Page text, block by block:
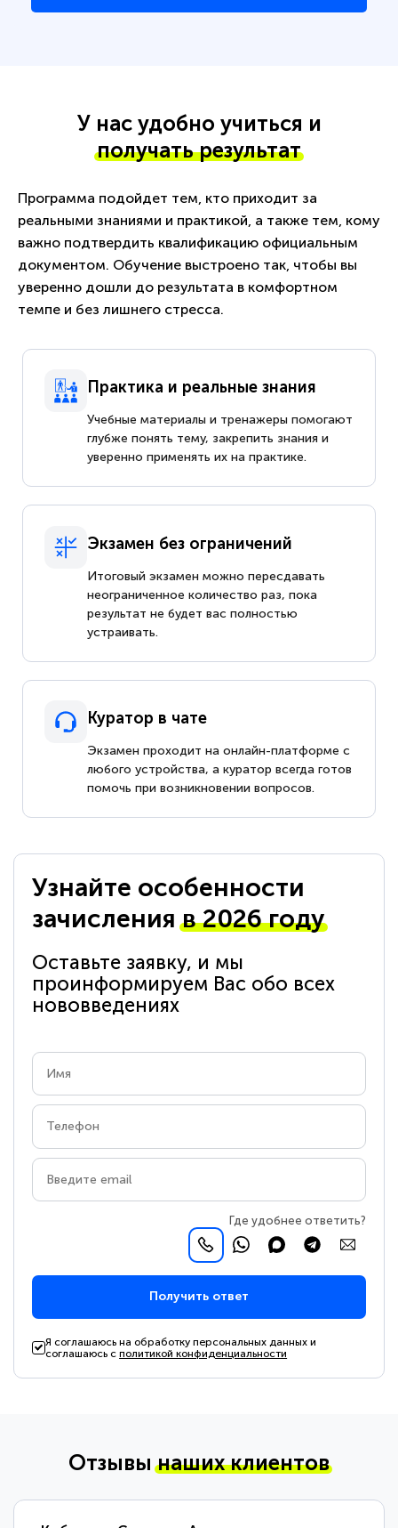
У нас удобно учиться и
получать результат
Программа подойдет тем, кто приходит за
реальными знаниями и практикой, а также тем, кому
важно подтвердить квалификацию официальным
документом. Обучение выстроено так, чтобы вы
уверенно дошли до результата в комфортном
темпе и без лишнего стресса.
Практика и реальные знания
Учебные материалы и тренажеры помогают
глубже понять тему, закрепить знания и
уверенно применять их на практике.
Экзамен без ограничений
Итоговый экзамен можно пересдавать
неограниченное количество раз, пока
результат не будет вас полностью
устраивать.
Куратор в чате
Экзамен проходит на онлайн-платформе с
любого устройства, а куратор всегда готов
помочь при возникновении вопросов.
Узнайте особенности
зачисленияв 2026 году
Оставьте заявку, и мы
проинформируем Вас обо всех
нововведениях
Где удобнее ответить?
Получить ответ
Я соглашаюсь на обработку персональных данных и
соглашаюсь сполитикой конфиденциальности
Отзывынаших клиентов